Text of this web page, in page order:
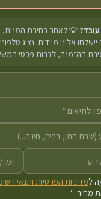
💡 לאחר בחירת
אלינו מיידית. נציג
ההזמנה, לרבות פרטי
ה למדיניות הפרטיות ותנאי
מחיר. *